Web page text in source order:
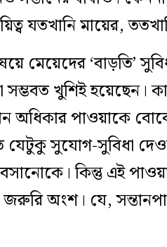
যতখানি মায়ের,
মেয়েদের ‘বাড়তি’
সম্ভবত খুশিই হয়েছেন।
অধিকার পাওয়াকে
যেটুকু সুযোগ-সুবিধা
কিন্তু এই
অংশ। যে,